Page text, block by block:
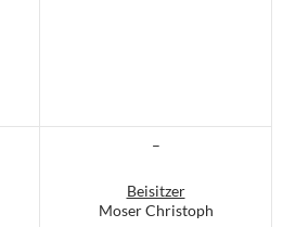
–
Beisitzer
Moser Christoph